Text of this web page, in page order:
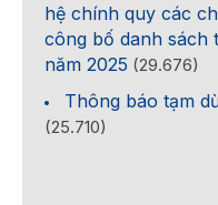
hệ chính quy các
công bố danh sách
năm 2025 (29.676)
Thông báo tạm
(25.710)